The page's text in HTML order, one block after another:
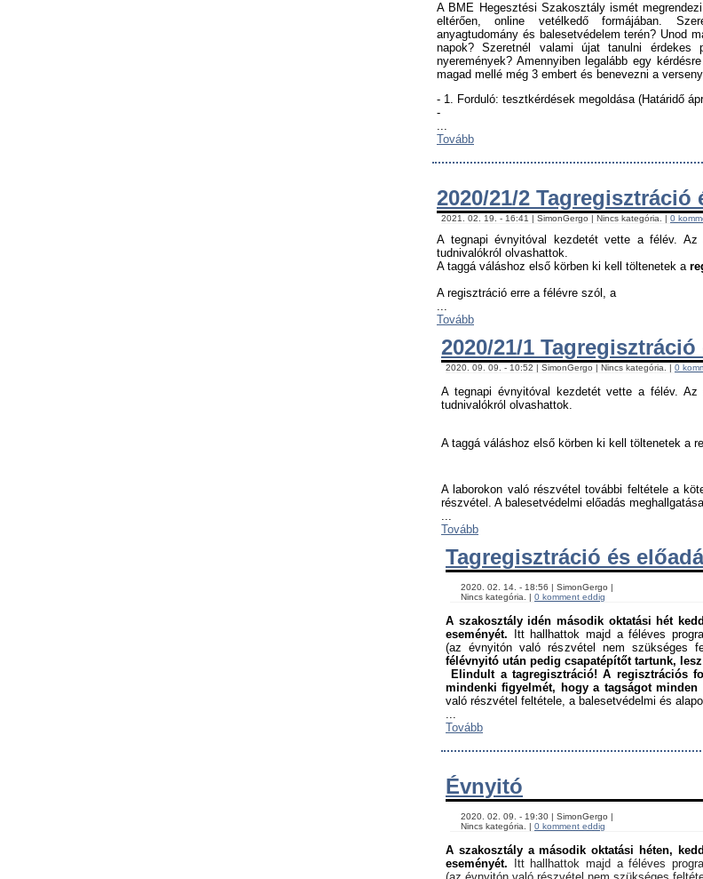
A BME Hegesztési Szakosztály ismét
eltérően, online vetélkedő formájában.
anyagtudomány és balesetvédelem terén? Unod
napok? Szeretnél valami újat tanulni érdekes
nyeremények? Amennyiben legalább egy
magad mellé még 3 embert és benevezni a
- 1. Forduló: tesztkérdések megoldása (Határidő
-
...
Tovább
2020/21/2
2021. 02. 19. - 16:41 | SimonGergo | Nincs kategória. | 0
A tegnapi évnyitóval kezdetét vette a félév.
tudnivalókról olvashattok.
A taggá váláshoz első körben ki kell töltenetek a
A regisztráció erre a félévre szól, a
...
Tovább
2020/21/1
2020. 09. 09. - 10:52 | SimonGergo | Nincs kategória. | 0
A tegnapi évnyitóval kezdetét vette a félév.
tudnivalókról olvashattok.
A taggá váláshoz első körben ki kell töltenetek a
A laborokon való részvétel további feltétele a
részvétel. A balesetvédelmi előadás
Tovább
Tagregisztráció és
    Nincs kategória. |
0 komment eddig
A szakosztály idén második oktatási hét
eseményét. Itt hallhattok majd a féléves
(az évnyitón való részvétel nem szükséges
félévnyitó után pedig csapatépítőt tartunk,
Elindult a tagregisztráció! A regisztrációs
mindenki figyelmét, hogy a tagságot minden
való részvétel feltétele, a balesetvédelmi és
Tovább
Évnyitó
    Nincs kategória. |
0 komment eddig
A szakosztály a második oktatási héten,
eseményét. Itt hallhattok majd a féléves
(az évnyitón való részvétel nem szükséges